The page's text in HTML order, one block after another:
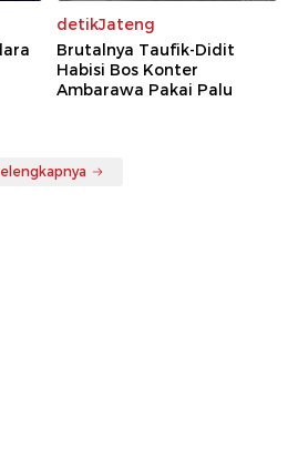
detikJateng
Brutalnya Taufik-Didit
Habisi Bos Konter
Ambarawa Pakai Palu